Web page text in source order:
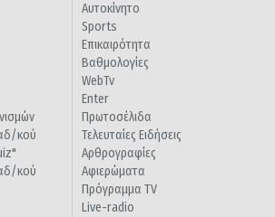
κού
κού
Αυτοκίνητο
Sports
Επικαιρότητα
Βαθμολογίες
WebTv
Enter
Πρωτοσέλιδα
Τελευταίες Ειδήσεις
Αρθρογραφίες
Αφιερώματα
Πρόγραμμα TV
Live-radio